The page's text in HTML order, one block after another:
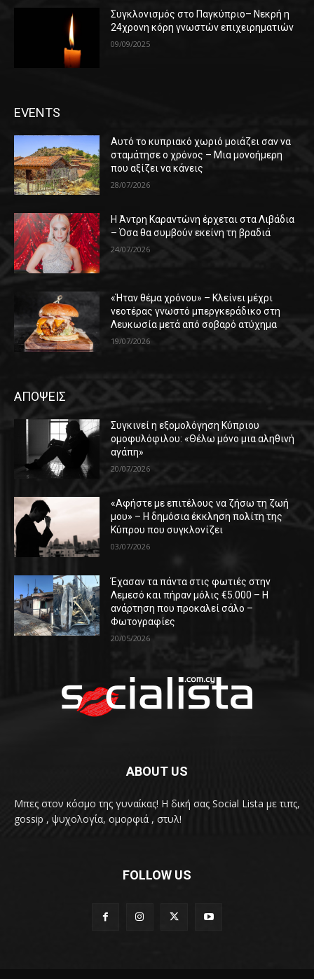
Συγκλονισμός στο Παγκύπριο– Νεκρή η
24χρονη κόρη γνωστών επιχειρηματιών
09/09/2025
EVENTS
Αυτό το κυπριακό χωριό μοιάζει σαν να
σταμάτησε ο χρόνος – Μια μονοήμερη
που αξίζει να κάνεις
28/07/2026
Η Άντρη Καραντώνη έρχεται στα Λιβάδια
– Όσα θα συμβούν εκείνη τη βραδιά
24/07/2026
«Ήταν θέμα χρόνου» – Κλείνει μέχρι
νεοτέρας γνωστό μπεργκεράδικο στη
Λευκωσία μετά από σοβαρό ατύχημα
19/07/2026
ΑΠΟΨΕΙΣ
Συγκινεί η εξομολόγηση Κύπριου
ομοφυλόφιλου: «Θέλω μόνο μια αληθινή
αγάπη»
20/07/2026
«Αφήστε με επιτέλους να ζήσω τη ζωή
μου» – Η δημόσια έκκληση πολίτη της
Κύπρου που συγκλονίζει
03/07/2026
Έχασαν τα πάντα στις φωτιές στην
Λεμεσό και πήραν μόλις €5.000 – Η
ανάρτηση που προκαλεί σάλο –
Φωτογραφίες
20/05/2026
ABOUT US
Μπες στον κόσμο της γυναίκας! H δική σας Social Lista με τιπς,
gossip , ψυχολογία, ομορφιά , στυλ!
FOLLOW US